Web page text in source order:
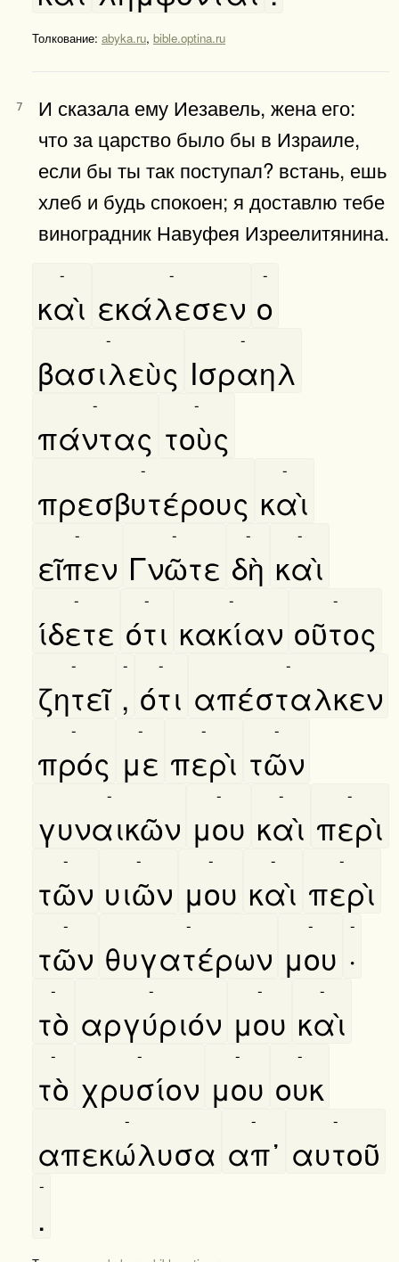
Толкование: abyka.ru, bible.optina.ru
7
И сказала ему Иезавель, жена его:
что за царство было бы в Израиле,
если бы ты так поступал? встань, ешь
хлеб и будь спокоен; я доставлю тебе
виноградник Навуфея Изреелитянина.
καὶ
-
εκάλεσεν
-
ο
-
βασιλεὺς
-
Ισραηλ
-
πάντας
-
τοὺς
-
πρεσβυτέρους
-
καὶ
-
εῖπεν
-
Γνῶτε
-
δὴ
-
καὶ
-
ίδετε
-
ότι
-
κακίαν
-
οῦτος
-
ζητεῖ
-
,
-
ότι
-
απέσταλκεν
-
πρός
-
με
-
περὶ
-
τῶν
-
γυναικῶν
-
μου
-
καὶ
-
περὶ
-
τῶν
-
υιῶν
-
μου
-
καὶ
-
περὶ
-
τῶν
-
θυγατέρων
-
μου
-
·
-
τὸ
-
αργύριόν
-
μου
-
καὶ
-
τὸ
-
χρυσίον
-
μου
-
ουκ
-
απεκώλυσα
-
απ᾿
-
αυτοῦ
-
.
-